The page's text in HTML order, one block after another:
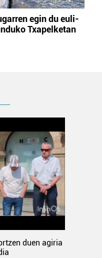
egin du euli-
Txapelketan
duen agiria